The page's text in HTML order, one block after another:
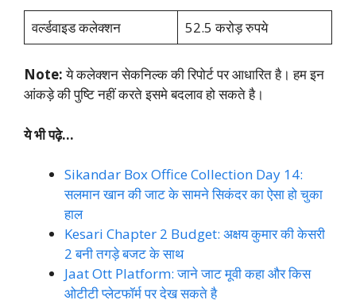
वर्ल्डवाइड कलेक्शन 52.5 करोड़ रुपये
Note:ये कलेक्शन सेकनिल्क की रिपोर्ट पर आधारित है। हम इन
आंकड़े की पुष्टि नहीं करते इसमे बदलाव हो सकते है।
ये भी पढ़े…
Sikandar Box Office Collection Day 14:
सलमान खान की जाट के सामने सिकंदर का ऐसा हो चुका
हाल
Kesari Chapter 2 Budget: अक्षय कुमार की केसरी
2 बनी तगड़े बजट के साथ
Jaat Ott Platform: जाने जाट मूवी कहा और किस
ओटीटी प्लेटफॉर्म पर देख सकते है